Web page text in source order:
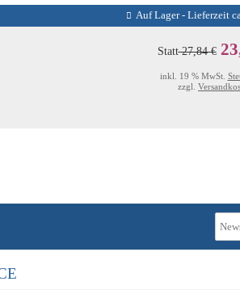
Auf Lager - Lieferzeit
Statt27,84 €
inkl. 19 % MwSt.
zzgl.